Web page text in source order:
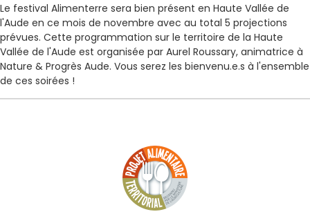
Le festival Alimenterre sera bien présent en Haute Vallée de
l'Aude en ce mois de novembre avec au total 5 projections
prévues. Cette programmation sur le territoire de la Haute
Vallée de l'Aude est organisée par Aurel Roussary, animatrice à
Nature & Progrès Aude. Vous serez les bienvenu.e.s à l'ensemble
de ces soirées !